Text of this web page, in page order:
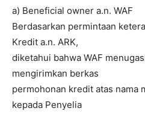
a) Beneficial owner a.n. WAF
Berdasarkan permintaan
Kredit a.n. ARK,
diketahui bahwa WAF
mengirimkan berkas
permohonan kredit atas nama
kepada Penyelia